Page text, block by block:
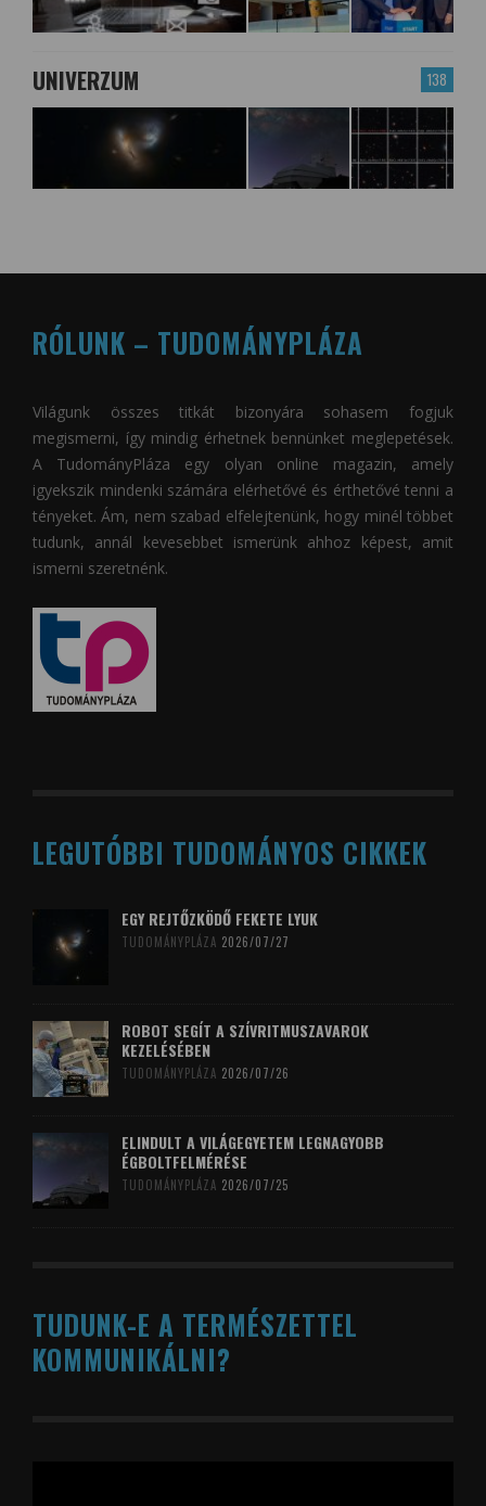
138
UNIVERZUM
RÓLUNK – TUDOMÁNYPLÁZA
Világunk összes titkát bizonyára sohasem fogjuk
megismerni, így mindig érhetnek bennünket meglepetések.
A TudományPláza egy olyan online magazin, amely
igyekszik mindenki számára elérhetővé és érthetővé tenni a
tényeket. Ám, nem szabad elfelejtenünk, hogy minél többet
tudunk, annál kevesebbet ismerünk ahhoz képest, amit
ismerni szeretnénk.
LEGUTÓBBI TUDOMÁNYOS CIKKEK
EGY REJTŐZKÖDŐ FEKETE LYUK
TUDOMÁNYPLÁZA 2026/07/27
ROBOT SEGÍT A SZÍVRITMUSZAVAROK
KEZELÉSÉBEN
TUDOMÁNYPLÁZA 2026/07/26
ELINDULT A VILÁGEGYETEM LEGNAGYOBB
ÉGBOLTFELMÉRÉSE
TUDOMÁNYPLÁZA 2026/07/25
TUDUNK-E A TERMÉSZETTEL
KOMMUNIKÁLNI?